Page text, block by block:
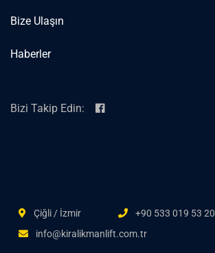
Bize Ulaşın
Haberler
Bizi Takip Edin:
Çiğli / İzmir
+90 533 019 53 20
info@kiralikmanlift.com.tr